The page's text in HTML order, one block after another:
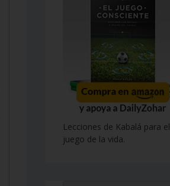
Lecciones de Kabalá para el
juego de la vida.